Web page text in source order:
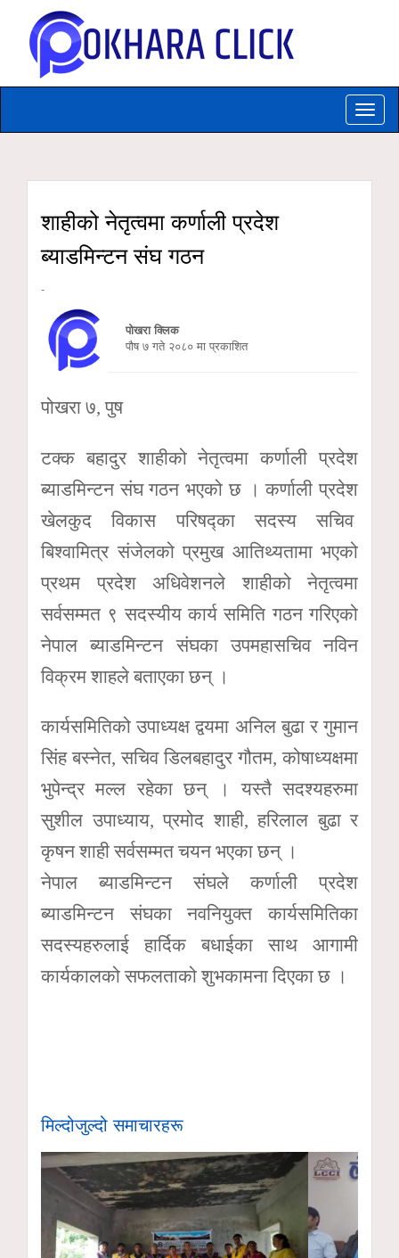
Toggle
शाहीको नेतृत्वमा कर्णाली प्रदेश
ब्याडमिन्टन संघ गठन
-
पोखरा क्लिक
पौष ७ गते २०८० मा प्रकाशित
पोखरा ७, पुष
टक्क बहादुर शाहीको नेतृत्वमा कर्णाली प्रदेश
ब्याडमिन्टन संघ गठन भएको छ । कर्णाली प्रदेश
खेलकुद विकास परिषद्का सदस्य सचिव
बिश्वामित्र संजेलको प्रमुख आतिथ्यतामा भएको
प्रथम प्रदेश अधिवेशनले शाहीको नेतृत्वमा
सर्वसम्मत ९ सदस्यीय कार्य समिति गठन गरिएको
नेपाल ब्याडमिन्टन संघका उपमहासचिव नविन
विक्रम शाहले बताएका छन् ।
कार्यसमितिको उपाध्यक्ष द्वयमा अनिल बुढा र गुमान
सिंह बस्नेत, सचिव डिलबहादुर गौतम, कोषाध्यक्षमा
भुपेन्द्र मल्ल रहेका छन् । यस्तै सदश्यहरुमा
सुशील उपाध्याय, प्रमोद शाही, हरिलाल बुढा र
कृषन शाही सर्वसम्मत चयन भएका छन् ।
नेपाल ब्याडमिन्टन संघले कर्णाली प्रदेश
ब्याडमिन्टन संघका नवनियुक्त कार्यसमितिका
सदस्यहरुलाई हार्दिक बधाईका साथ आगामी
कार्यकालको सफलताको शुभकामना दिएका छ ।
मिल्दोजुल्दो समाचारहरू